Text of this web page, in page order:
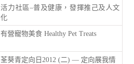
活力社區–普及健康，發揮推己及人文
化
有營寵物美食 Healthy Pet Treats
荃葵青定向日2012 (二) — 定向展我情